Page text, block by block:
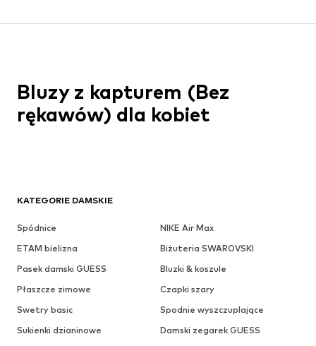
KATEGORIE DAMSKIE
Spódnice
NIKE Air Max
ETAM bielizna
Biżuteria SWAROVSKI
Pasek damski GUESS
Bluzki & koszule
Płaszcze zimowe
Czapki szary
Swetry basic
Spodnie wyszczuplające
Sukienki dzianinowe
Damski zegarek GUESS
Bluzy z kapturem (Bez
rękawów) dla kobiet